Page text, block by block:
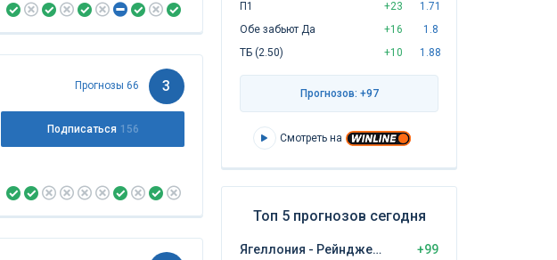
Прогнозы 66 3
Подписаться 156
П1 +23
1.71
Обе забьют Да
+16
1.8
ТБ (2.50)
+10 1.88
Прогнозов: +97
Смотреть на
Топ 5 прогнозов сегодня
Ягеллония - Рейнджерс +99